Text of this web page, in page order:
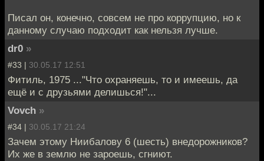
Писал он, конечно, совсем не про коррупцию, но к
данному случаю подходит как нельзя лучше.
dr0 »
#33 | 30.05.17 12:51
Фитиль, 1975 ..."Что охраняешь, то и имеешь, да
ещё и с друзьями делишься!"...
Vovch »
#34 | 30.05.17 21:24
Зачем этому Ниибалову 6 (шесть) внедорожников?
Их же в землю не зароешь, сгниют.